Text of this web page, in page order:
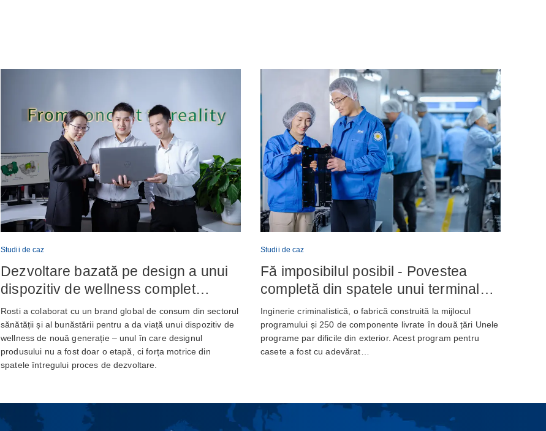
Studii de caz
Dezvoltare bazată pe design a unui
dispozitiv de wellness complet
integrat
Rosti a colaborat cu un brand global de consum din sectorul
sănătății și al bunăstării pentru a da viață unui dispozitiv de
wellness de nouă generație – unul în care designul
produsului nu a fost doar o etapă, ci forța motrice din
spatele întregului proces de dezvoltare.
Studii de caz
Fă imposibilul posibil - Povestea
completă din spatele unui terminal
bancar de autoservire de nouă
generație
Inginerie criminalistică, o fabrică construită la mijlocul
programului și 250 de componente livrate în două țări Unele
programe par dificile din exterior. Acest program pentru
casete a fost cu adevărat…